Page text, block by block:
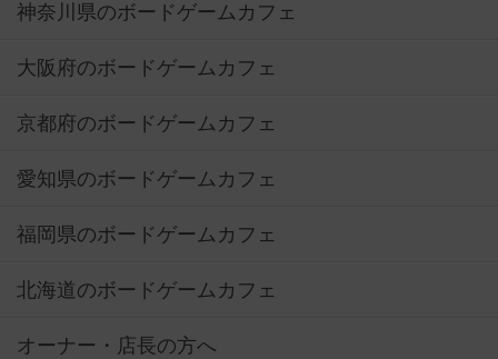
神奈川県のボードゲームカフェ
大阪府のボードゲームカフェ
京都府のボードゲームカフェ
愛知県のボードゲームカフェ
福岡県のボードゲームカフェ
北海道のボードゲームカフェ
オーナー・店長の方へ